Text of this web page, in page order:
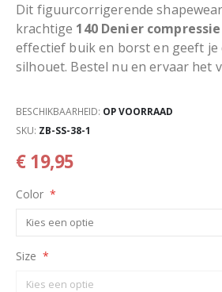
€ 19,95
Dit figuurcorrigerende
krachtige 140 Denier compressie
effectief buik en borst en geeft
silhouet. Bestel nu en ervaar het
BESCHIKBAARHEID: OP VOORRAAD
SKU ZB-SS-38-1
Color
Size